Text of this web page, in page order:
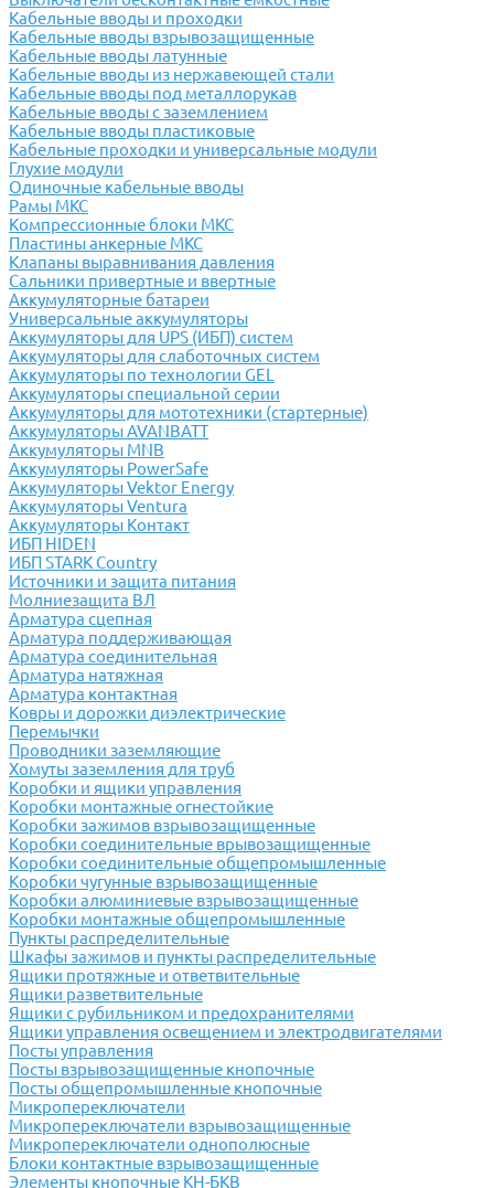
Кабельные вводы и проходки
Кабельные вводы взрывозащищенные
Кабельные вводы латунные
Кабельные вводы из нержавеющей стали
Кабельные вводы под металлорукав
Кабельные вводы с заземлением
Кабельные вводы пластиковые
Кабельные проходки и универсальные модули
Глухие модули
Одиночные кабельные вводы
Рамы МКС
Компрессионные блоки МКС
Пластины анкерные МКС
Клапаны выравнивания давления
Сальники привертные и ввертные
Аккумуляторные батареи
Универсальные аккумуляторы
Аккумуляторы для UPS (ИБП) систем
Аккумуляторы для слаботочных систем
Аккумуляторы по технологии GEL
Аккумуляторы специальной серии
Аккумуляторы для мототехники (стартерные)
Аккумуляторы AVANBATT
Аккумуляторы MNB
Аккумуляторы PowerSafe
Аккумуляторы Vektor Energy
Аккумуляторы Ventura
Аккумуляторы Контакт
ИБП HIDEN
ИБП STARK Country
Источники и защита питания
Молниезащита ВЛ
Арматура сцепная
Арматура поддерживающая
Арматура соединительная
Арматура натяжная
Арматура контактная
Ковры и дорожки диэлектрические
Перемычки
Проводники заземляющие
Хомуты заземления для труб
Коробки и ящики управления
Коробки монтажные огнестойкие
Коробки зажимов взрывозащищенные
Коробки соединительные врывозащищенные
Коробки соединительные общепромышленные
Коробки чугунные взрывозащищенные
Коробки алюминиевые взрывозащищенные
Коробки монтажные общепромышленные
Пункты распределительные
Шкафы зажимов и пункты распределительные
Ящики протяжные и ответвительные
Ящики разветвительные
Ящики с рубильником и предохранителями
Ящики управления освещением и электродвигателями
Посты управления
Посты взрывозащищенные кнопочные
Посты общепромышленные кнопочные
Микропереключатели
Микропереключатели взрывозащищенные
Микропереключатели однополюсные
Блоки контактные взрывозащищенные
Элементы кнопочные КН-БКВ